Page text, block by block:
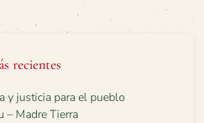
recientes
y justicia para el pueblo
– Madre Tierra